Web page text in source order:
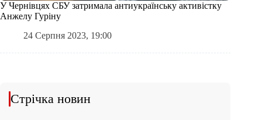
У Чернівцях СБУ затримала антиукраїнську активістку
Анжелу Гуріну
24 Серпня 2023, 19:00
Стрічка новин